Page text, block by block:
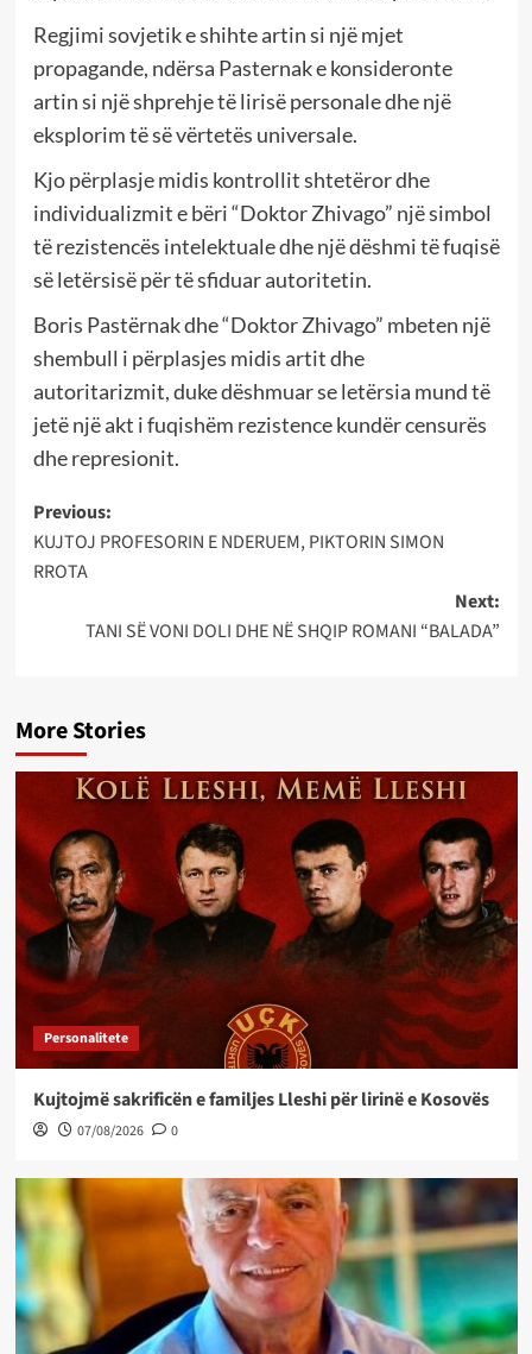
Regjimi sovjetik e shihte artin si një mjet
propagande, ndërsa Pasternak e konsideronte
artin si një shprehje të lirisë personale dhe një
eksplorim të së vërtetës universale.
Kjo përplasje midis kontrollit shtetëror dhe
individualizmit e bëri “Doktor Zhivago” një simbol
të rezistencës intelektuale dhe një dëshmi të fuqisë
së letërsisë për të sfiduar autoritetin.
Boris Pastërnak dhe “Doktor Zhivago” mbeten një
shembull i përplasjes midis artit dhe
autoritarizmit, duke dëshmuar se letërsia mund të
jetë një akt i fuqishëm rezistence kundër censurës
dhe represionit.
Post
navigation
Previous:
KUJTOJ PROFESORIN E NDERUEM, PIKTORIN SIMON
RROTA
Next:
TANI SË VONI DOLI DHE NË SHQIP ROMANI “BALADA”
More Stories
Personalitete
Kujtojmë sakrificën e familjes Lleshi për lirinë e Kosovës
07/08/2026 0